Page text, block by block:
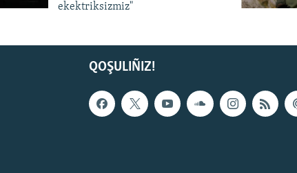
ekektriksizmiz"
QOŞULIÑIZ!